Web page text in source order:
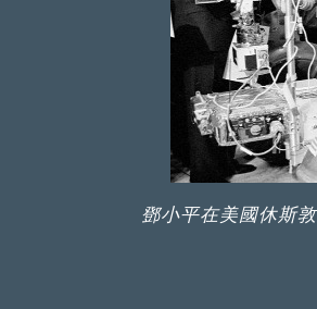
鄧小平在美國休斯